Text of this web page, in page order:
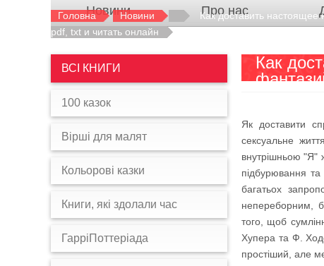
Новини Про нас
Головна Новини
Как доставить
pdf, txt и читать онлайн
Как
Як доставити
сексуальне
внутрішньою "Я"
підбурювання та
багатьох
непереборним,
того, щоб
Хупера та Ф.
простіший, але
ВСІ КНИГИ
100 казок
Вірші для малят
Кольорові казки
Книги, які здолали час
ГарріПоттеріада